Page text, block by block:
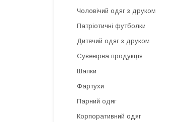
Чоловічий одяг з друком
Патріотичні футболки
Дитячий одяг з друком
Сувенірна продукція
Шапки
Фартухи
Парний одяг
Корпоративний одяг